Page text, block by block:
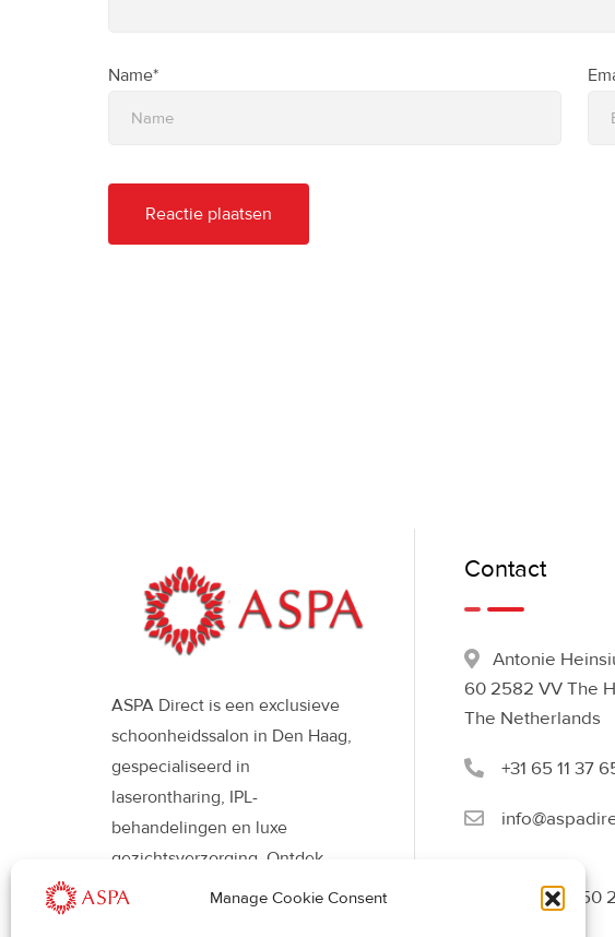
Manage Cookie Consent
Name*
ASPA Direct is een exclusieve
schoonheidssalon in Den Haag,
gespecialiseerd in
laserontharing, IPL-
behandelingen en luxe
gezichtsverzorging. Ontdek
moderne beautybehandelingen
Contact
Antonie
60 2582 VV The
The Netherlands
+31 65 11 37
+31 70 34 50